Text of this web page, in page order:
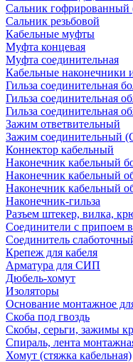
Сальник гофрированный
Сальник резьбовой
Кабельные муфты
Муфта концевая
Муфта соединительная
Кабельные наконечники
Гильза соединительная
Гильза соединительная
Гильза соединительная
Зажим ответвительный
Зажим соединительный
Коннектор кабельный
Наконечник кабельный
Наконечник кабельный
Наконечник кабельный
Наконечник-гильза
Разъем штекер, вилка,
Соединители с припоем в
Соединитель
Крепеж для кабеля
Арматура для СИП
Дюбель-хомут
Изоляторы
Основание монтажное
Скоба под гвоздь
Скобы, серьги, зажимы
Спираль, лента
Хомут (стяжка кабельная)